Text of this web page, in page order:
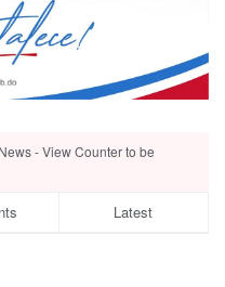
- View Counter to be
Latest